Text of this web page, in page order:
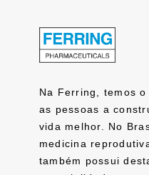
Na Ferring, temos
as pessoas a
vida melhor. No
medicina
também possui